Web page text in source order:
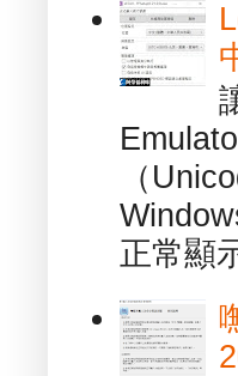
（
正常顯